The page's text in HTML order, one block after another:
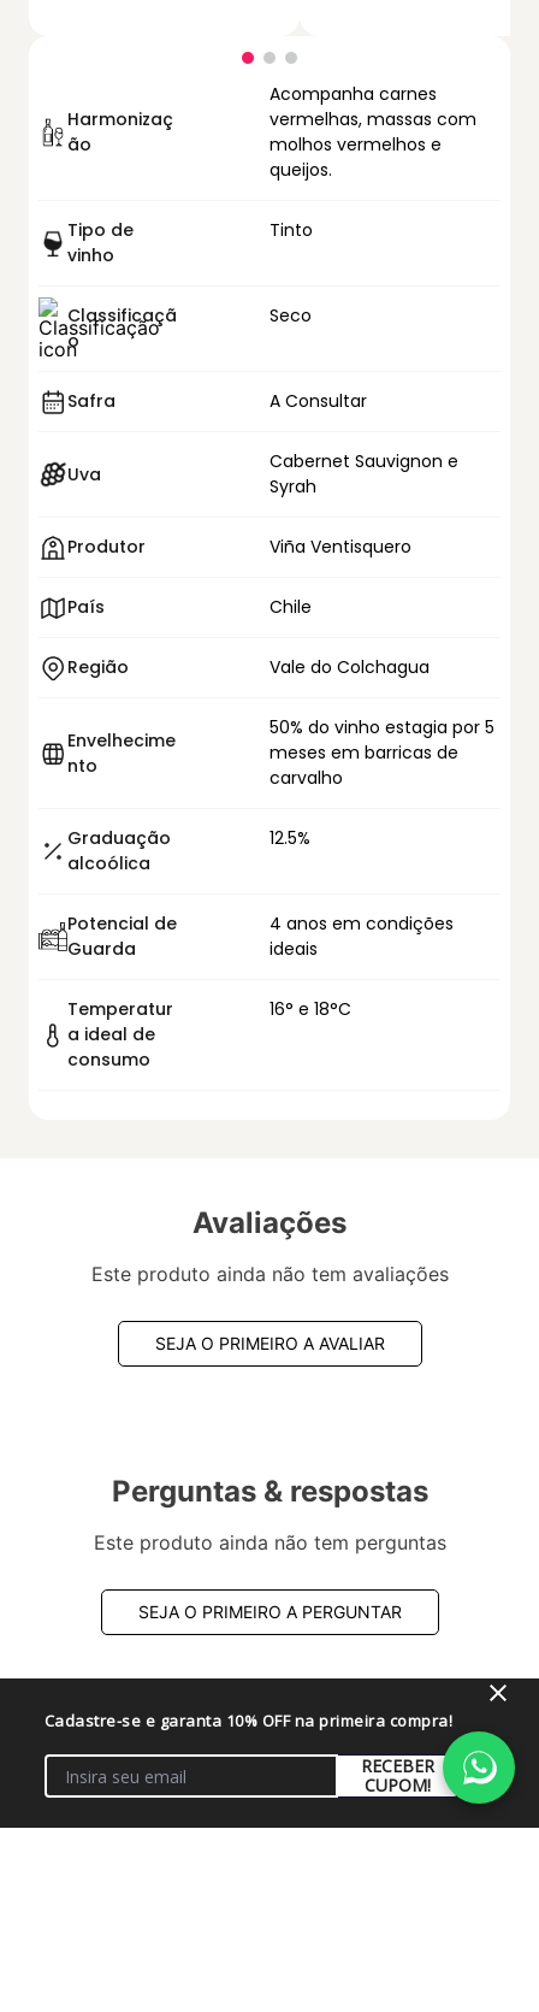
Harmonizaç
ão
Acompanha carnes
vermelhas, massas com
molhos vermelhos e
queijos.
Tipo de
vinho
Tinto
Classificaçã
o
Seco
Safra A Consultar
Uva
Cabernet Sauvignon e
Syrah
Produtor Viña Ventisquero
País Chile
Região Vale do Colchagua
Envelhecime
nto
50% do vinho estagia por 5
meses em barricas de
carvalho
Graduação
alcoólica
12.5%
Potencial de
Guarda
4 anos em condições
ideais
Temperatur
a ideal de
consumo
16° e 18°C
Avaliações
Este produto ainda não tem avaliações
SEJA O PRIMEIRO A AVALIAR
Perguntas & respostas
Este produto ainda não tem perguntas
SEJA O PRIMEIRO A PERGUNTAR
Cadastre-se e garanta 10% OFF na primeira compra!
RECEBER
CUPOM!